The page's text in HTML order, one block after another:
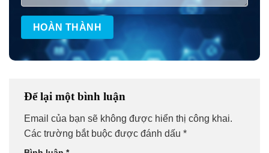
Để lại một bình luận
Email của bạn sẽ không được hiển thị công khai.
Các trường bắt buộc được đánh dấu *